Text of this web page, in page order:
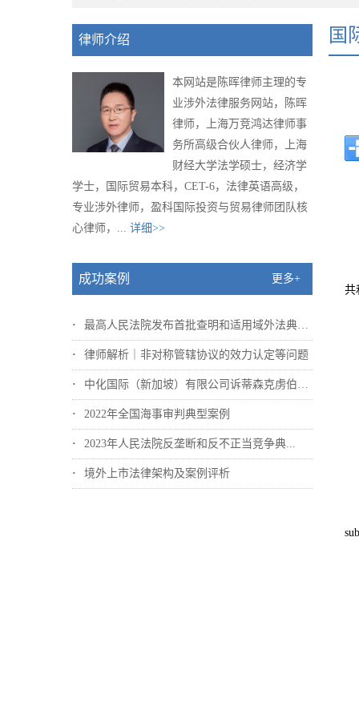
律师介绍
本网站是陈晖律师主理的专
业涉外法律服务网站，陈晖
律师，上海万竞鸿达律师事
务所高级合伙人律师，上海
财经大学法学硕士，经济学
学士，国际贸易本科，CET-6，法律英语高级，
专业涉外律师，盈科国际投资与贸易律师团队核
心律师，... 详细>>
成功案例 更多+
最高人民法院发布首批查明和适用域外法典型...
律师解析｜非对称管辖协议的效力认定等问题
中化国际（新加坡）有限公司诉蒂森克虏伯冶...
2022年全国海事审判典型案例
2023年人民法院反垄断和反不正当竞争典...
境外上市法律架构及案例评析
国
共